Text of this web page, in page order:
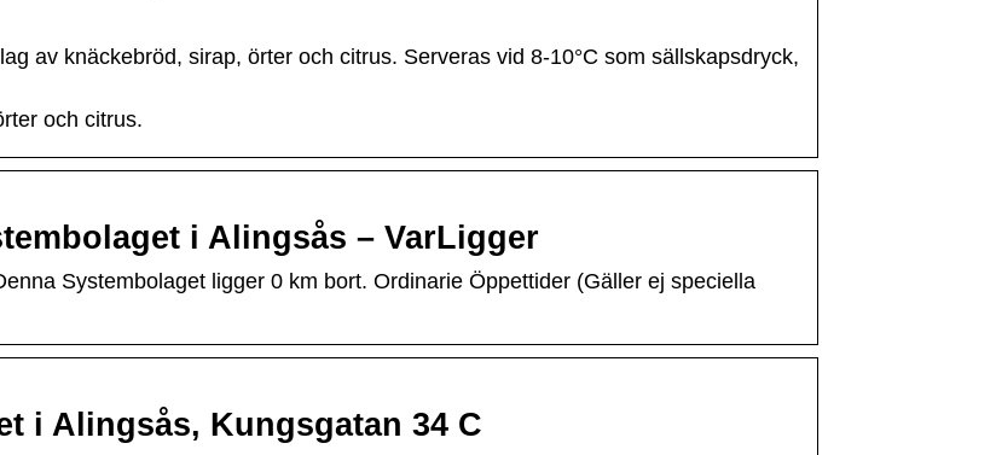
av knäckebröd, sirap, örter och citrus. Serveras vid 8-10°C som sällskapsdryck,
och citrus.
i Alingsås – VarLigger
Systembolaget ligger 0 km bort. Ordinarie Öppettider (Gäller ej speciella
i Alingsås, Kungsgatan 34 C